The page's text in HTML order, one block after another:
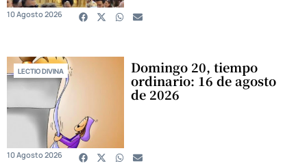
10 Agosto 2026
LECTIO DIVINA Domingo 20, tiempo
ordinario: 16 de agosto
de 2026
10 Agosto 2026